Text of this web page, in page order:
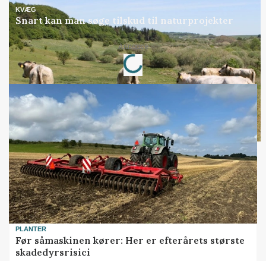
KVÆG
Snart kan man søge tilskud til naturprojekter
Annonce
Loading...
PLANTER
Før såmaskinen kører: Her er efterårets største
skadedyrsrisici